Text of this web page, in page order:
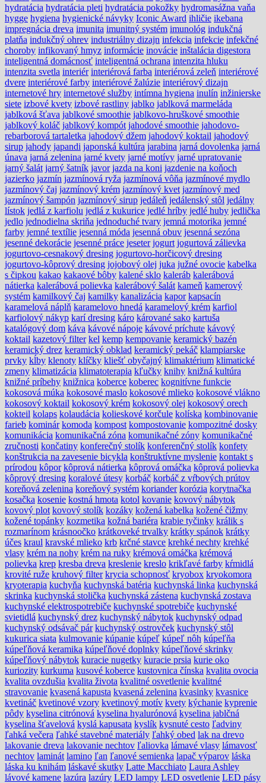
hydratácia hydratácia pleti hydratácia pokožky hydromasážna vaňa
hygge hygiena hygienické návyky Iconic Award ihličie ikebana
impregnácia dreva imunita imunitný systém imunológ indukčná
platňa indukčný ohrev industriálny dizajn infekcia infekcie infekčné
choroby infikovaný hmyz informácie inovácie inštalácia digestora
inteligentná domácnosť inteligentná ochrana intenzita hluku
intenzita svetla interiér interiérová farba interiérová zeleň interiérové
dvere interiérové farby interiérové žalúzie interiérový dizajn
internetové hry internetové služby intímna hygiena inulín inžinierske
siete izbové kvety izbové rastliny jablko jablková marmeláda
jablková šťava jablkové smoothie jablkovo-hruškové smoothie
jablkový koláč jablkový kompót jahodové smoothie jahodovo-
rebarborová tartaletka jahodový džem jahodový koktail jahodový
sirup jahody japandi japonská kultúra jarabina jarná dovolenka jarná
únava jarná zelenina jarné kvety jarné motívy jarné upratovanie
jarný šalát jarný šatník javor jazda na koni jazdenie na koňoch
jazierko jazmín jazmínová ryža jazmínová vôňa jazmínové mydlo
jazmínový čaj jazmínový krém jazmínový kvet jazmínový med
jazmínový šampón jazmínový sirup jedáleň jedálenský stôl jedálny
lístok jedlá z karfiolu jedlá z kukurice jedlé hríby jedlé huby jedlička
jedlo jednodielna skriňa jednoduché tvary jemná motorika jemné
farby jemné textílie jesenná móda jesenná obuv jesenná sezóna
jesenné dekorácie jesenné práce jeseter jogurt jogurtová zálievka
jogurtovo-cesnakový dresing jogurtovo-horčicový dresing
jogurtovo-kôprový dresing jojobový olej juka južné ovocie kabelka
s čipkou kakao kakaové bôby kalené sklo kaleráb kalerábová
nátierka kalerábová polievka kalerábový šalát kameň kamerový
systém kamilkový čaj kamilky kanalizácia kapor kapsacín
karamelová náplň karamelovo hnedá karamelový krém karfiol
karfiolový nákyp karí dresing káro kárované sako kartuša
katalógový dom káva kávové nápoje kávové príchute kávový
koktail kazetový filter kel kemp kempovanie keramický bazén
keramický drez keramický obklad keramický pekáč klampiarske
prvky kĺby klenoty klíčky kliešť obyčajný klimaktérium klimatické
zmeny klimatizácia klimatoterapia kľučky knihy knižná kultúra
knižné príbehy knižnica koberce koberec kognitívne funkcie
kokosová múka kokosové maslo kokosové mlieko kokosové vlákno
kokosový koktail kokosový krém kokosový olej kokosový orech
kokteil kolaps kolaudácia kolieskové korčule kolíska kombinovanie
farieb kominár komoda kompost kompostovanie kompozitné dosky
komunikácia komunikačná zóna komunikačné zóny komunikačné
zručnosti končatiny konferečný stolík konferenčný stolík konfety
konštrukcia na zavesenie bicykla konštruktívne myslenie kontakt s
prírodou kôpor kôprová nátierka kôprová omáčka kôprová polievka
kôprový dresing koralové útesy korbáč korbáč z vŕbových prútov
koreňová zelenina koreňový systém koriander korózia korytnačka
kosačka kosenie kostná hmota kotol kovanie kovový nábytok
kovový plot kovový stolík kozáky kožená kabelka kožené čižmy
kožené topánky kozmetika kožná bariéra krabie tyčinky králik s
rozmarínom krásnoočko krátkoveké trvalky krátky spánok krátky
účes kraul kravské mlieko krb krčné stavce krehké nechty krehké
vlasy krém na nohy krém na ruky krémová omáčka krémová
polievka krep kresba dreva kreslenie kreslo krikľavé farby kŕmidlá
krovité ruže kruhový filter krycia schopnosť kryobox kryokomora
kryoterapia kuchyňa kuchynská batéria kuchynská linka kuchynská
skrinka kuchynská stolička kuchynská zástena kuchynská zostava
kuchynské elektrospotrebiče kuchynské spotrebiče kuchynské
svietidlá kuchynský drez kuchynský nábytok kuchynský odpad
kuchynský odsávač pár kuchynský ostrovček kuchynský stôl
kukurica siata kulmovanie kúpanie kúpeľ kúpeľ nôh kúpeľňa
kúpeľňová keramika kúpeľňové doplnky kúpeľňové skrinky
kúpeľňový nábytok kuracie nugetky kuracie prsia kurie oko
kuriozity kurkuma kusové koberce kustovnica čínska kvalita ovocia
kvalita ovzdušia kvalita života kvalitné osvetlenie kvalitné
stravovanie kvasená kapusta kvasená zelenina kvasinky kvasnice
kvetináč kvetinové vzory kvetinový motív kvety kýchanie kyprenie
pôdy kyselina citrónová kyselina hyalurónová kyselina jablčná
kyselina šťavelová kyslá kapusata kyslík kysnuté cesto ľadviny
ľahká večera ľahké stavebné materiály ľahký obed lak na drevo
lakovanie dreva lakovanie nechtov ľaliovka lámavé vlasy lámavosť
nechtov laminát lamino ľan ľanové semienka lapač výparov láska
láska ku knihám láskavé skutky Latte Macchiato Laura Ashley
lávové kamene lazúra lazúry LED lampy LED osvetlenie LED pásy